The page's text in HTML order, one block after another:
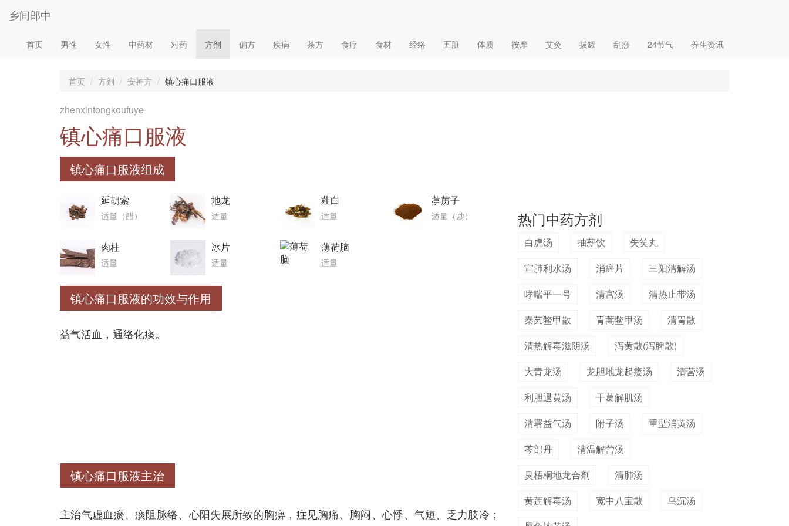
乡间郎中
首页 男性 女性 中药材 对药 方剂 偏方 疾病 茶方 食疗 食材 经络 五脏 体质 按摩 艾灸 拔罐 刮痧 24节气 养生资讯
首页 方剂 安神方 镇心痛口服液
zhenxintongkoufuye
镇心痛口服液
镇心痛口服液组成
延胡索
适量（醋）
地龙
适量
薤白
适量
葶苈子
适量（炒）
肉桂
适量
冰片
适量
薄荷脑
适量
镇心痛口服液的功效与作用
益气活血，通络化痰。
镇心痛口服液主治
主治气虚血瘀、痰阻脉络、心阳失展所致的胸痹，症见胸痛、胸闷、心悸、气短、乏力肢冷；
热门中药方剂
白虎汤 抽薪饮
失笑丸
宣肺利水汤
消癌片
三阳清解汤
哮喘平一号
清宫汤
清热止带汤
秦艽鳖甲散
青蒿鳖甲汤
清胃散
清热解毒滋阴汤
泻黄散(泻脾散)
大青龙汤
龙胆地龙起痿汤
清营汤
利胆退黄汤
干葛解肌汤
清署益气汤
附子汤
重型消黄汤
芩部丹
清温解营汤
臭梧桐地龙合剂
清肺汤
黄莲解毒汤
宽中八宝散
乌沉汤